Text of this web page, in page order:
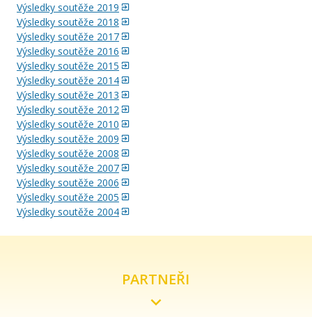
Výsledky soutěže 2019
Výsledky soutěže 2018
Výsledky soutěže 2017
Výsledky soutěže 2016
Výsledky soutěže 2015
Výsledky soutěže 2014
Výsledky soutěže 2013
Výsledky soutěže 2012
Výsledky soutěže 2010
Výsledky soutěže 2009
Výsledky soutěže 2008
Výsledky soutěže 2007
Výsledky soutěže 2006
Výsledky soutěže 2005
Výsledky soutěže 2004
PARTNEŘI